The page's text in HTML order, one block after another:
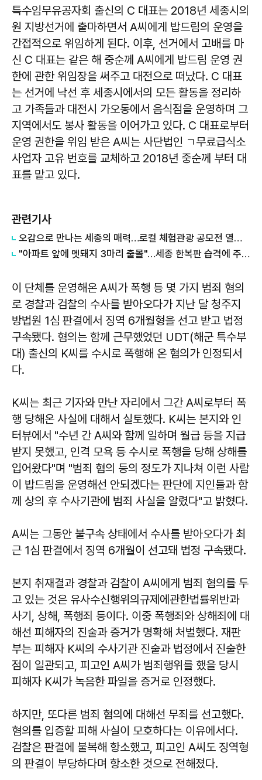
특수임무유공자회 출신의 C 대표는 2018년 세종시의
원 지방선거에 출마하면서 A씨에게 밥드림의 운영을
간접적으로 위임하게 된다. 이후, 선거에서 고배를 마
신 C 대표는 같은 해 중순께 A씨에게 밥드림 운영 권
한에 관한 위임장을 써주고 대전으로 떠났다. C 대표
는 선거에 낙선 후 세종시에서의 모든 활동을 정리하
고 가족들과 대전시 가오동에서 음식점을 운영하며 그
지역에서도 봉사 활동을 이어가고 있다. C 대표로부터
운영 권한을 위임 받은 A씨는 사단법인 ㄱ무료급식소
사업자 고유 번호를 교체하고 2018년 중순께 부터 대
표를 맡고 있다.
관련기사
오감으로 만나는 세종의 매력…로컬 체험관광 공모전 열린다
"아파트 앞에 멧돼지 3마리 출몰"…세종 한복판 습격에 주민들 '공포'
이 단체를 운영해온 A씨가 폭행 등 몇 가지 범죄 혐의
로 경찰과 검찰의 수사를 받아오다가 지난 달 청주지
방법원 1심 판결에서 징역 6개월형을 선고 받고 법정
구속됐다. 혐의는 함께 근무했었던 UDT(해군 특수부
대) 출신의 K씨를 수시로 폭행해 온 혐의가 인정되서
다.
K씨는 최근 기자와 만난 자리에서 그간 A씨로부터 폭
행 당해온 사실에 대해서 실토했다. K씨는 본지와 인
터뷰에서 "수년 간 A씨와 함께 일하며 월급 등을 지급
받지 못했고, 인격 모욕 등 수시로 폭행을 당해 상해를
입어왔다"며 "범죄 혐의 등의 정도가 지나쳐 이런 사람
이 밥드림을 운영해선 안되겠다는 판단에 지인들과 함
께 상의 후 수사기관에 범죄 사실을 알렸다"고 밝혔다.
A씨는 그동안 불구속 상태에서 수사를 받아오다가 최
근 1심 판결에서 징역 6개월이 선고돼 법정 구속됐다.
본지 취재결과 경찰과 검찰이 A씨에게 범죄 혐의를 두
고 있는 것은 유사수신행위의규제에관한법률위반과
사기, 상해, 폭행죄 등이다. 이중 폭행죄와 상해죄에 대
해선 피해자의 진술과 증거가 명확해 처벌했다. 재판
부는 피해자 K씨의 수사기관 진술과 법정에서 진술한
점이 일관되고, 피고인 A씨가 범죄행위를 했을 당시
피해자 K씨가 녹음한 파일을 증거로 인정했다.
하지만, 또다른 범죄 혐의에 대해선 무죄를 선고했다.
혐의를 입증할 피해 사실이 모호하다는 이유에서다.
검찰은 판결에 불복해 항소했고, 피고인 A씨도 징역형
의 판결이 부당하다며 항소한 것으로 전해졌다.